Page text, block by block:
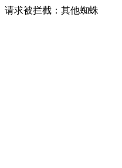
请求被拦截：其他蜘蛛